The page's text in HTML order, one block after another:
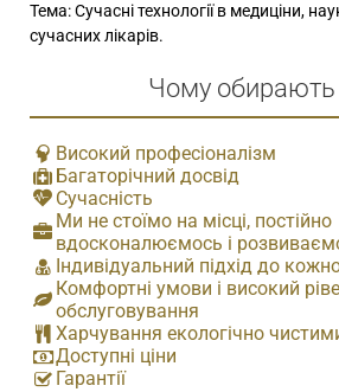
Тема: Сучасні технології в медиціни,
сучасних лікарів.
Чому обирають
Високий професіоналізм
Багаторічний досвід
Сучасність
Ми не стоїмо на місці, постійно
вдосконалюємось і
Індивідуальний підхід до
Комфортні умови і високий
обслуговування
Харчування екологічно
Доступні ціни
Гарантії